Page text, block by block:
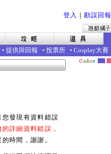
登入 ｜ 勘誤回報
• 提供與回報 • 投票所 • Cosplay大賽
發現有資料錯誤
詳細資料錯誤，
時間，謝謝。